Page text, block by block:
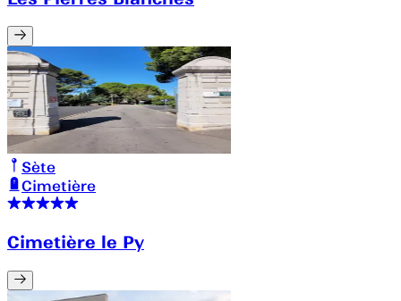
Sète
Cimetière
Cimetière le Py